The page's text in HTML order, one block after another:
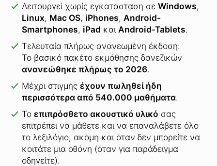
Λειτουργεί χωρίς εγκατάσταση σε Windows,
Linux, Mac OS, iPhones, Android-
Smartphones, iPad και Android-Tablets.
Τελευταία πλήρως ανανεωμένη έκδοση:
Το βασικό πακέτο εκμάθησης δανεζικών
ανανεώθηκε πλήρως το 2026.
Μέχρι στιγμής έχουν πωληθεί ήδη
περισσότερα από 540.000 μαθήματα.
Το επιπρόσθετο ακουστικό υλικό σας
επιτρέπει να μάθετε και να επαναλάβετε όλο
το λεξιλόγιο, ακόμη και όταν δεν μπορείτε να
κοιτάτε μια οθόνη (όταν για παράδειγμα
οδηγείτε).